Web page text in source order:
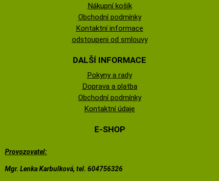
Nákupní košík
Obchodní podmínky
Kontaktní informace
odstoupeni od smlouvy
DALŠÍ INFORMACE
Pokyny a rady
Doprava a platba
Obchodní podmínky
Kontaktní údaje
E-SHOP
Provozovatel:
Mgr. Lenka Karbulková, tel. 604756326